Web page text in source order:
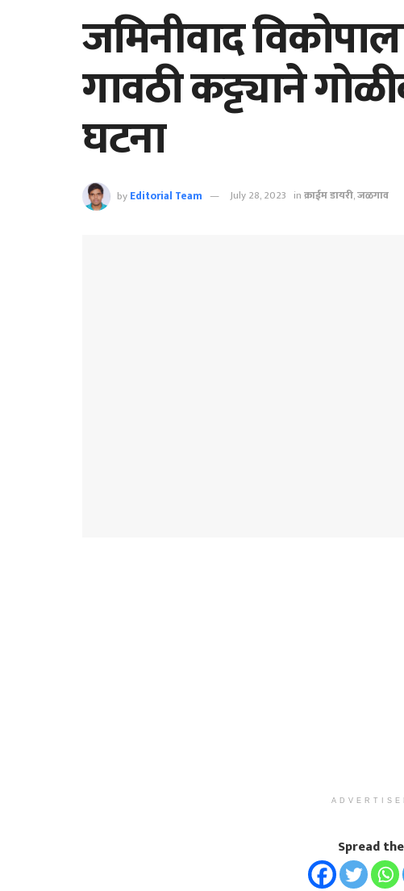
जमिनीवाद
गावठी कट्ट्याने
घटना
byEditorial Team July 28, 2023 inक्राईम डायरी,जळगाव
Spread